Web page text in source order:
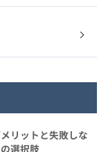
リットと失敗しな
選択肢